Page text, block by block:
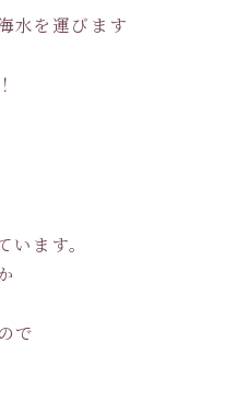
水を運びます
ます。
で